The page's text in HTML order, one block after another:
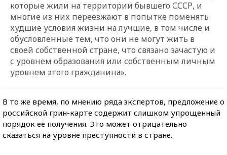
которые жили на территории бывшего СССР, и
многие из них переезжают в попытке поменять
худшие условия жизни на лучшие, в том числе и
обусловленные тем, что они не могут жить в
своей собственной стране, что связано зачастую и
с уровнем образования или собственным личным
уровнем этого гражданина».
В то же время, по мнению ряда экспертов, предложение о
российской грин-карте содержит слишком упрощенный
порядок её получения. Это может отрицательно
сказаться на уровне преступности в стране.